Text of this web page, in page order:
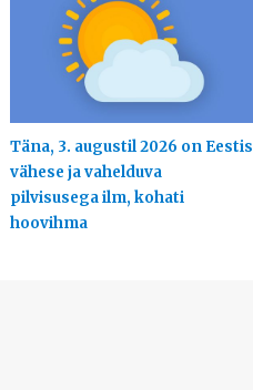
Täna, 3. augustil 2026 on Eestis
vähese ja vahelduva
pilvisusega ilm, kohati
hoovihma